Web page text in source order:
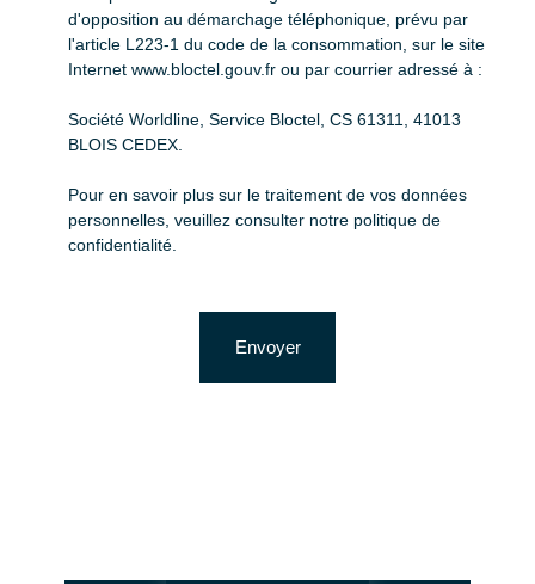
d'opposition au démarchage téléphonique, prévu par
l'article L223-1 du code de la consommation, sur le site
Internet www.bloctel.gouv.fr ou par courrier adressé à :
Société Worldline, Service Bloctel, CS 61311, 41013
BLOIS CEDEX.
Pour en savoir plus sur le traitement de vos données
personnelles, veuillez consulter notre politique de
confidentialité
Envoyer